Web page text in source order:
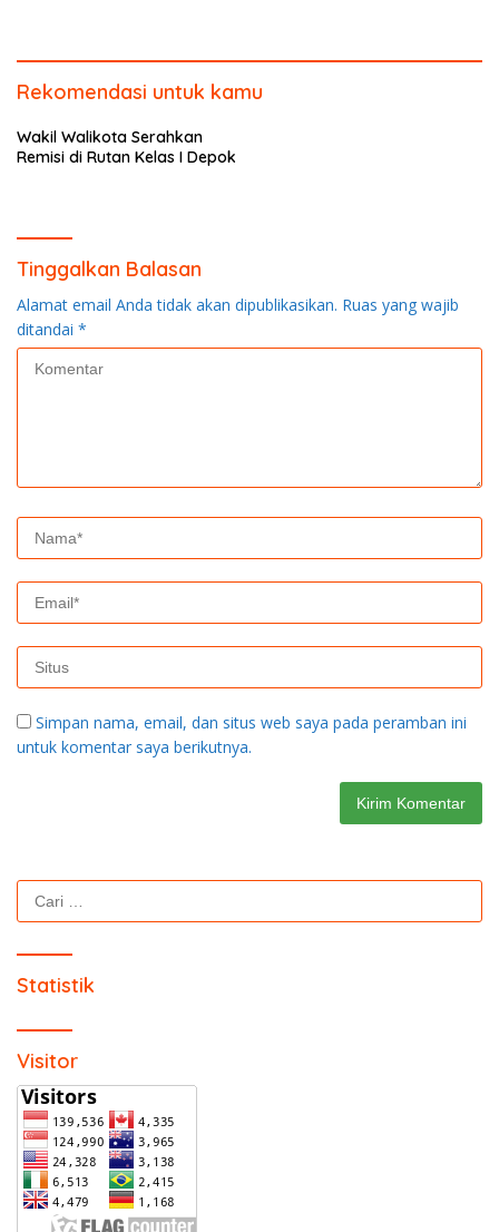
Rekomendasi untuk kamu
Wakil Walikota Serahkan
Remisi di Rutan Kelas I Depok
Tinggalkan Balasan
Alamat email Anda tidak akan dipublikasikan. Ruas yang wajib
ditandai *
Simpan nama, email, dan situs web saya pada peramban ini
untuk komentar saya berikutnya.
Cari
untuk:
Statistik
Visitor